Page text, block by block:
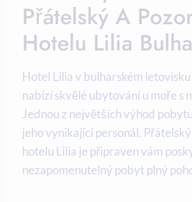
Přátelský A
Hotelu Lilia
Hotel Lilia v bulharském
nabízí skvělé ubytování u moře s
Jednou z největších výhod
jeho vynikající personál.
hotelu Lilia je připraven vám
nezapomenutelný pobyt plný